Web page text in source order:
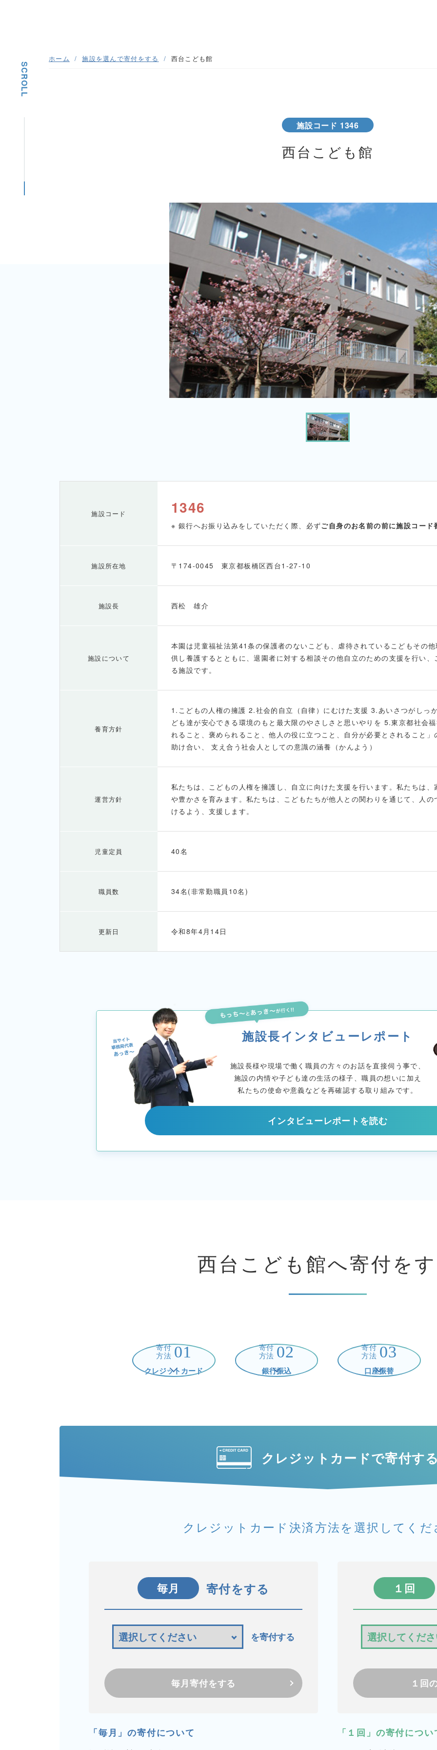
SCROLL
ホーム 施設を選んで寄付をする 西台こども館
施設コード 1346
西台こども館
施設コード 1346
※ 銀行へお振り込みをしていただく際、必ずご自身のお名前の前に施設コード
施設所在地 〒174-0045 東京都板橋区西台1-27-10
施設長 西松 雄介
施設について
本園は児童福祉法第41条の保護者のないこども、虐待されているこどもその
供し養護するとともに、退園者に対する相談その他自立のための支援を行い
る施設です。
養育方針
1.こどもの人権の擁護 2.社会的自立（自律）にむけた支援 3.あいさつがしっ
ども達が安心できる環境のもと最大限のやさしさと思いやりを 5.東京都社会
れること、褒められること、他人の役に立つこと、自分が必要とされること
助け合い、 支え合う社会人としての意識の涵養（かんよう）
運営方針
私たちは、こどもの人権を擁護し、自立に向けた支援を行います。私たちは
や豊かさを育みます。私たちは、こどもたちが他人との関わりを通じて、人
けるよう、支援します。
児童定員 40名
職員数 34名(非常勤職員10名)
更新日 令和8年4月14日
施設長インタビューレポート
施設長様や現場で働く 職員の方々のお話を直接伺う事で、
施設の内情や子ども達の生活の様子、職員の想いに加え
私たちの使命や意義などを再確認する取り組みです。
インタビューレポートを読む
西台こども館へ寄付を
寄付
方法 01
クレジットカード
寄付
方法 02
銀行振込
寄付
方法 03
口座振替
クレジットカードで寄付す
クレジットカード決済方法を 選択してくだ
毎月 寄付をする
を寄付する
毎月寄付をする
「毎月」の寄付について
１回
１回
「１回」の寄付につい